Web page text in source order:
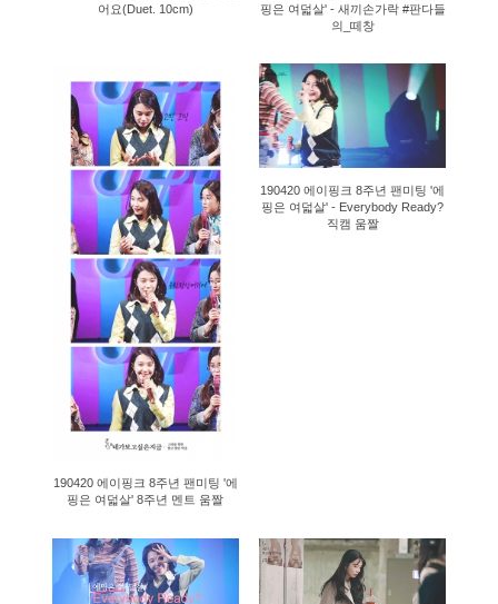
어요(Duet. 10cm)
핑은 여덟살' - 새끼손가락 #판다들
의_떼창
1172
190420 에이핑크 8주년 팬미팅 '에
핑은 여덟살' 8주년 멘트 움짤
1216
190420 에이핑크 8주년 팬미팅 '에
핑은 여덟살' - Everybody Ready?
직캠 움짤
1021 1740